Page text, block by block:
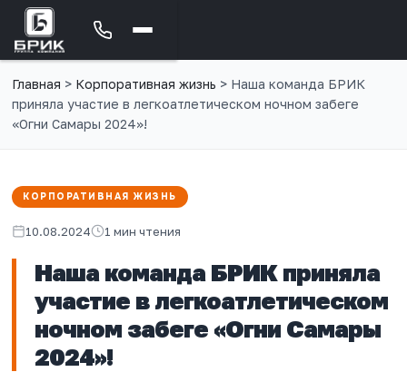
Главная > Корпоративная жизнь > Наша команда БРИК
приняла участие в легкоатлетическом ночном забеге
«Огни Самары 2024»!
КОРПОРАТИВНАЯ ЖИЗНЬ
10.08.2024 1 мин чтения
Наша команда БРИК приняла
участие в легкоатлетическом
ночном забеге «Огни Самары
2024»!